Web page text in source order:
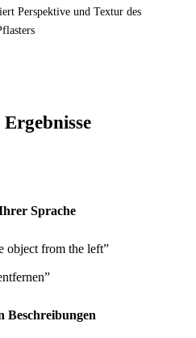
Perspektive und Textur des
Sprache
object from the left”
Beschreibungen